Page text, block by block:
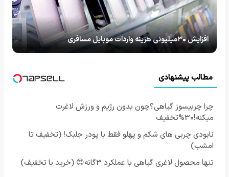
افزایش ۳۰میلیونی هزینه واردات موبایل مسافری
مطالب پیشنهادی
چرا چربیسوز گیاهی؟چون بدون رژیم و ورزش لاغرت
میکنه!30%تخفیف
نابودی چربی های شکم و پهلو فقط با پودر جلبک! (تخفیف تا
امشب)
تنها محصول لاغری گیاهی با عملکرد 3گانه😍 (خرید با تخفیف)